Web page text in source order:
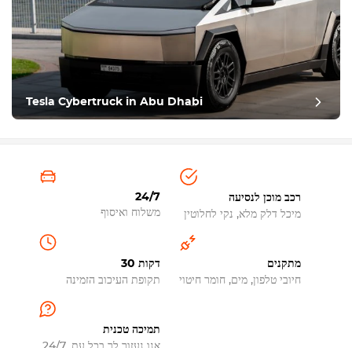
Tesla Cybertruck in Abu Dhabi
24/7
משלוח ואיסוף
רכב מוכן לנסיעה
מיכל דלק מלא, נקי לחלוטין
30 דקות
תקופת העיכוב הזמינה
מתקנים
חיובי טלפון, מים, חומר חיטוי
תמיכה טכנית